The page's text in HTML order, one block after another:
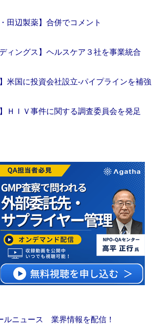
田辺製薬】合併でコメント
ィングス】ヘルスケア３社を事業統合
米国に投資会社設立‐パイプラインを補強
ＨＩＶ事件に関する調査委員会を発足
ニュース 業界情報を配信！